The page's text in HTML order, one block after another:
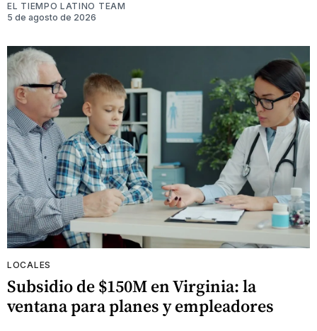
EL TIEMPO LATINO TEAM
5 de agosto de 2026
LOCALES
Subsidio de $150M en Virginia: la
ventana para planes y empleadores